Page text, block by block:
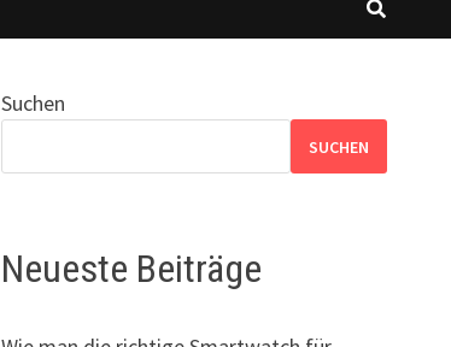
Suchen
SUCHEN
Neueste Beiträge